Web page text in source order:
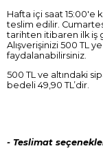
Hafta içi saat 15:00'e
teslim edilir.
tarihten itibaren ilk iş
Alışverişinizi 500 TL
faydalanabilirsiniz.
500 TL ve altındaki
bedeli 49,90 TL’dir.
- Teslimat